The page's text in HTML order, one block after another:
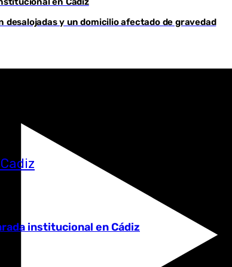
desalojadas y un domicilio afectado de gravedad
institucional en Cádiz